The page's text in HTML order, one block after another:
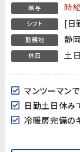
給与 時
シフト [日
勤務地 静
休日 土
マンツーマン
日勤土日休み
冷暖房完備の